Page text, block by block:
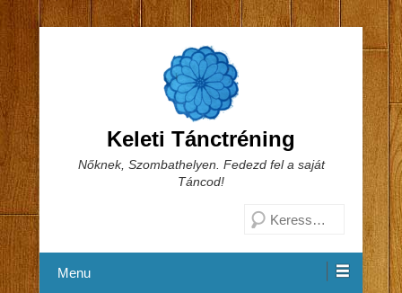
Keleti Tánctréning
Nőknek, Szombathelyen. Fedezd fel a saját
Táncod!
Menu